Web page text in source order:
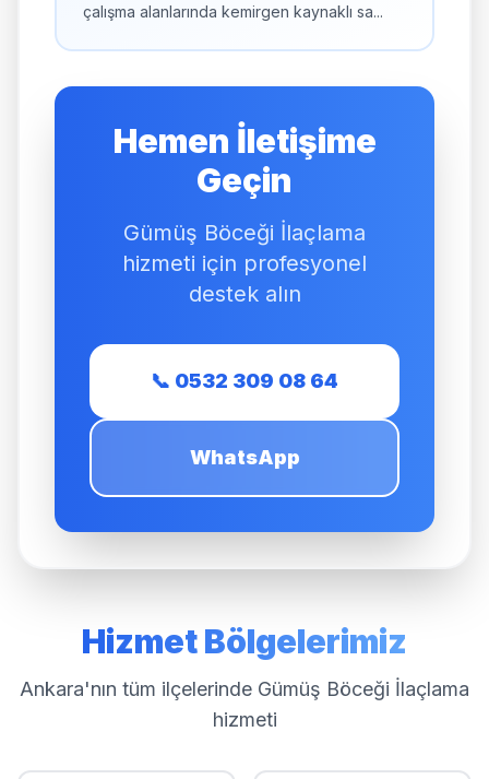
çalışma alanlarında kemirgen kaynaklı sa...
Hemen İletişime
Geçin
Gümüş Böceği İlaçlama
hizmeti için profesyonel
destek alın
📞 0532 309 08 64
WhatsApp
Hizmet Bölgelerimiz
Ankara'nın tüm ilçelerinde Gümüş Böceği İlaçlama
hizmeti